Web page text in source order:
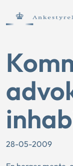
28-05-2009